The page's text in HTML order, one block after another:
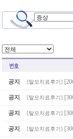
공지 [탈모치료후기 ]
공지 [탈모치료후기 ]
공지 [탈모치료후기 ]
공지 [탈모치료후기 ]